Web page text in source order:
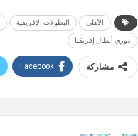
الأهلي البطولات الإفريقية
دوري أبطال إفريقيا
مشاركة Facebook